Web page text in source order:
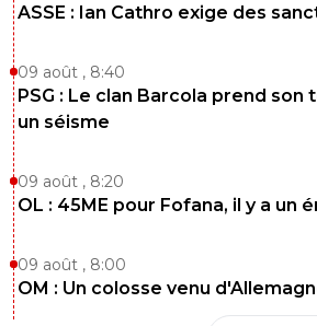
ASSE : Ian Cathro exige des
09 août , 8:40
PSG : Le clan Barcola prend
un séisme
09 août , 8:20
OL : 45ME pour Fofana, il y a un
09 août , 8:00
OM : Un colosse venu